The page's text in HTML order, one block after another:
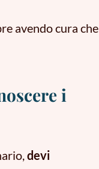
avendo cura che
i
devi